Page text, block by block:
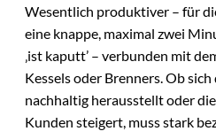
Wesentlich produktiver – für
eine knappe, maximal zwei
‚ist kaputt’ – verbunden mit
Kessels oder Brenners. Ob
nachhaltig herausstellt oder
Kunden steigert, muss stark